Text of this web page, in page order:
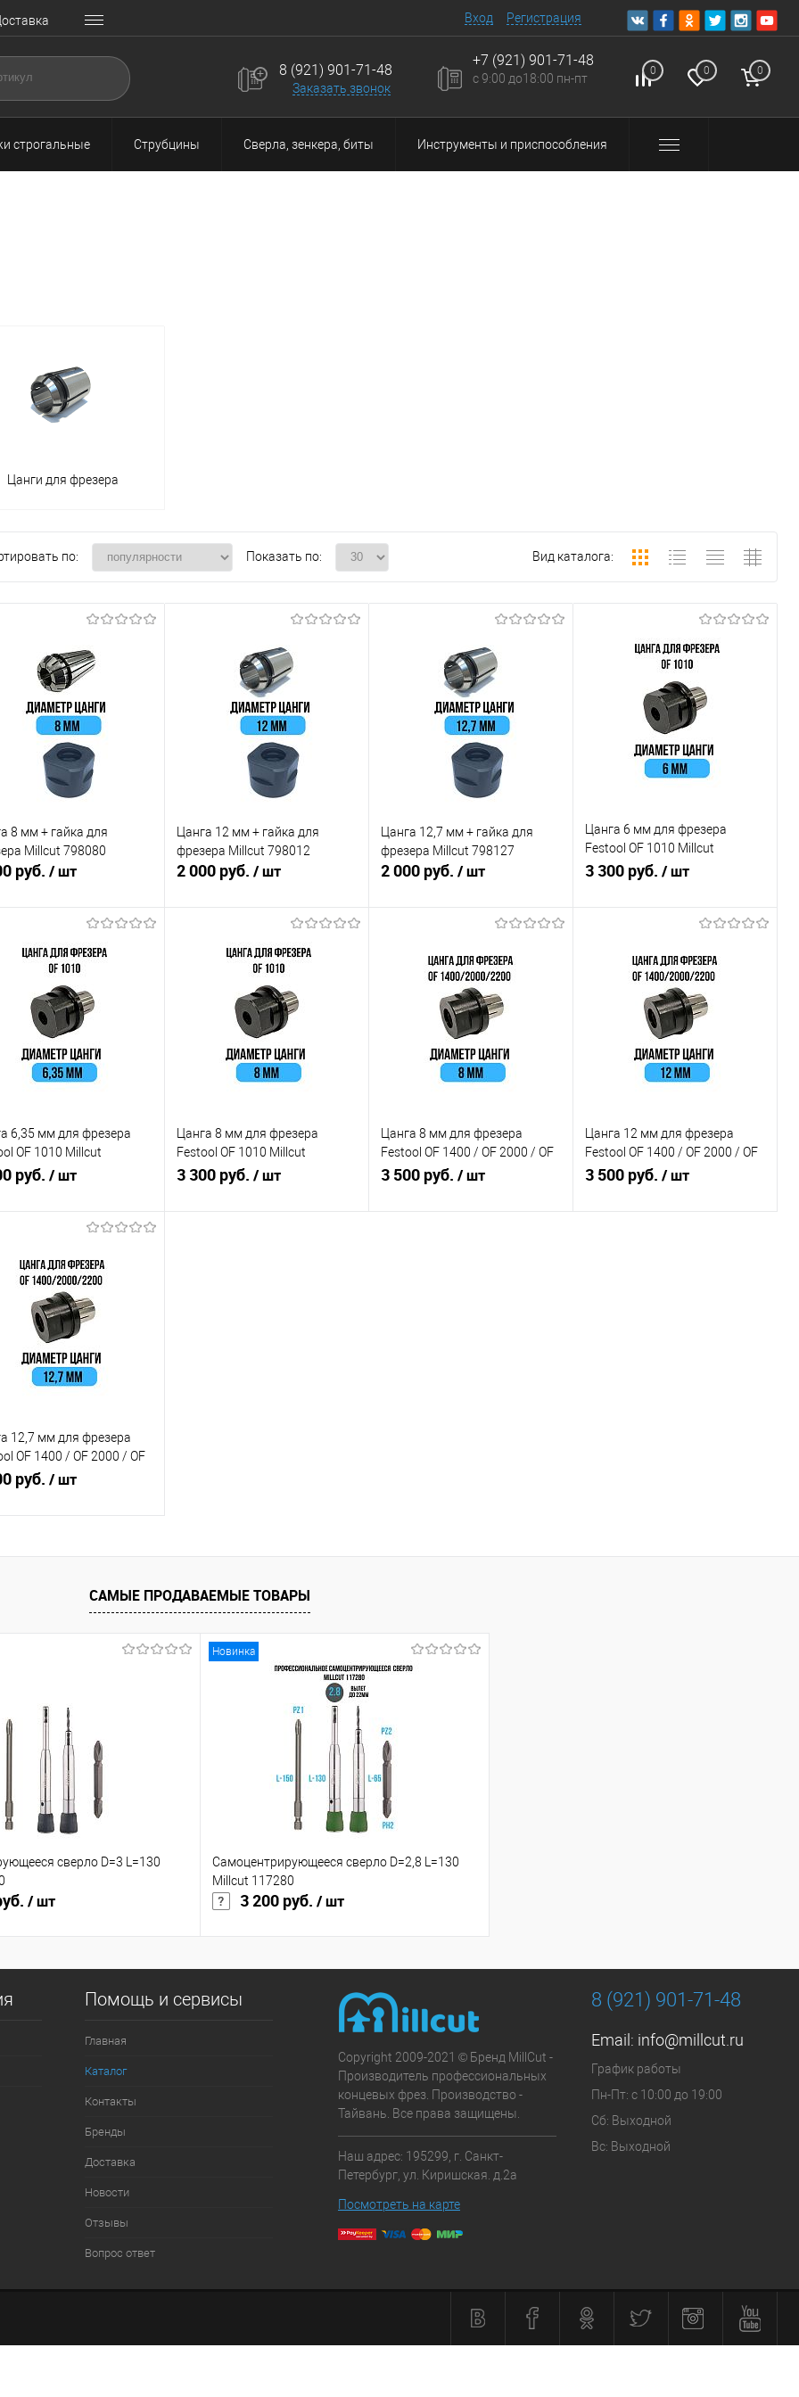
Вход Регистрация
8 (921) 901-71-48
Заказать звонок
+7 (921) 901-71-48
с 9:00 до18:00 пн-пт
0 0 0
строгальные Струбцины Сверла, зенкера, биты Инструменты и приспособления
Цанги для фрезера
по: Показать по: Вид каталога:
8 мм + гайка для
Millcut 798080
руб. / шт
Сравнение
В избранное
Цанга 12 мм + гайка для
фрезeра Millcut 798012
2 000 руб. / шт
Сравнение
В избранное
Цанга 12,7 мм + гайка для
фрезeра Millcut 798127
2 000 руб. / шт
Сравнение
В избранное
В наличии
Цанга 6 мм для фрезера
Festool OF 1010 Millcut
798060FS
3 300 руб. / шт
Сравнение
В избранное
В наличии
6,35 мм для фрезера
OF 1010 Millcut
руб. / шт
Сравнение
В избранное
В наличии
Цанга 8 мм для фрезера
Festool OF 1010 Millcut
798080FS
3 300 руб. / шт
Цанга 8 мм для фрезера
Festool OF 1400 / OF 2000 / OF
2200 Millcut 798180FS
3 500 руб. / шт
Цанга 12 мм для фрезера
Festool OF 1400 / OF 2000 / OF
2200 Millcut 798112FS
3 500 руб. / шт
12,7 мм для фрезера
OF 1400 / OF 2000 / OF
798127FS
руб. / шт
САМЫЕ ПРОДАВАЕМЫЕ ТОВАРЫ
сверло D=3 L=130
/ шт
Новинка
Самоцентрирующееся сверло D=2,8 L=130
Millcut 117280
3 200 руб. / шт
Помощь и сервисы
Главная
Каталог
Контакты
Бренды
Доставка
Новости
Отзывы
Вопрос ответ
Copyright 2009-2021 © Бренд MillCut -
Производитель профессиональных
концевых фрез. Производство -
Тайвань. Все права защищены.
Наш адрес: 195299, г. Санкт-
Петербург, ул. Киришская. д.2а
Посмотреть на карте
8 (921) 901-71-48
Email: info@millcut.ru
График работы
Пн-Пт: с 10:00 до 19:00
Сб: Выходной
Вс: Выходной